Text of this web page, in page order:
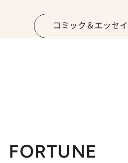
コミック＆エッセ
FORTUNE